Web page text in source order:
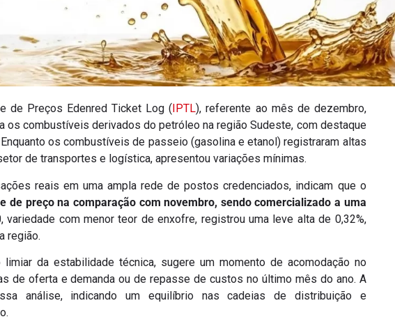
de Preços Edenred Ticket Log ( IPTL), referente ao mês de dezembro,
os combustíveis derivados do petróleo na região Sudeste, com destaque
os combustíveis de passeio (gasolina e etanol) registraram altas
de transportes e logística, apresentou variações mínimas.
reais em uma ampla rede de postos credenciados, indicam que o
de preço na comparação com novembro, sendo comercializado a uma
variedade com menor teor de enxofre, registrou uma leve alta de 0,32%,
região.
da estabilidade técnica, sugere um momento de acomodação no
de oferta e demanda ou de repasse de custos no último mês do ano. A
análise, indicando um equilíbrio nas cadeias de distribuição e